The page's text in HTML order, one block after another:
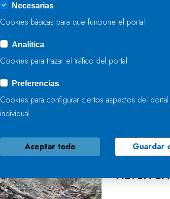
NUEVA
21 DE
LA
ACTÚA
Necesarias
Cookies básicas para que funcione el portal
Analítica
Cookies para trazar el tráfico del portal
Preferencias
Cookies para configurar ciertos aspectos del
individual
Aceptar todo Guardar